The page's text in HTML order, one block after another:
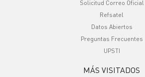
Solicitud Correo Oficial
Refsatel
Datos Abiertos
Preguntas Frecuentes
UPSTI
MÁS VISITADOS